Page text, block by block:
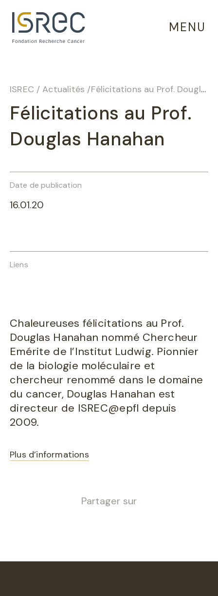
MENU
ISREC / Actualités /Félicitations au Prof. Douglas Hanahan
Félicitations au Prof.
Douglas Hanahan
Date de publication
16.01.20
Liens
Chaleureuses félicitations au Prof.
Douglas Hanahan nommé Chercheur
Emérite de l’Institut Ludwig. Pionnier
de la biologie moléculaire et
chercheur renommé dans le domaine
du cancer, Douglas Hanahan est
directeur de ISREC@epfl depuis
2009.
Plus d’informations
Partager sur